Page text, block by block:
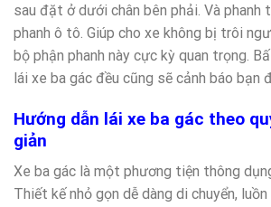
sau đặt ở dưới chân bên phải. Và phanh
phanh ô tô. Giúp cho xe không bị trôi
bộ phận phanh này cực kỳ quan trọng.
lái xe ba gác đều cũng sẽ cảnh báo bạn
Hướng dẫn lái xe ba gác theo
giản
Xe ba gác là một phương tiện thông
Thiết kế nhỏ gọn dễ dàng di chuyển,